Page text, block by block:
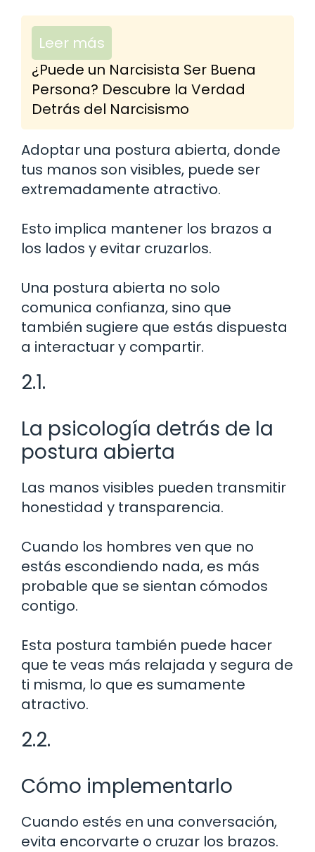
Leer más
¿Puede un Narcisista Ser Buena
Persona? Descubre la Verdad
Detrás del Narcisismo
Adoptar una postura abierta, donde
tus manos son visibles, puede ser
extremadamente atractivo.
Esto implica mantener los brazos a
los lados y evitar cruzarlos.
Una postura abierta no solo
comunica confianza, sino que
también sugiere que estás dispuesta
a interactuar y compartir.
2.1.
La psicología detrás de la
postura abierta
Las manos visibles pueden transmitir
honestidad y transparencia.
Cuando los hombres ven que no
estás escondiendo nada, es más
probable que se sientan cómodos
contigo.
Esta postura también puede hacer
que te veas más relajada y segura de
ti misma, lo que es sumamente
atractivo.
2.2.
Cómo implementarlo
Cuando estés en una conversación,
evita encorvarte o cruzar los brazos.